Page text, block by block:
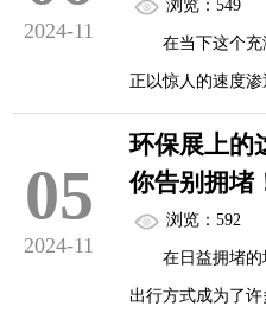
或可降解材料制
舒适，而且轻便易
新的绿色消费潮
救地球的重要力量
环保展：绿色
本次环保展汇集
2024-11
浏览：549
在当下这个充
正以惊人的速度渗
乐到时尚，从娱
特的魅力和广泛
而在这场潮流文
05
2024-11
环保展上的
你告别拥堵
浏览：592
在日益拥堵的
出行方式成为了许